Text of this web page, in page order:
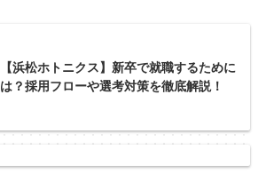
【浜松ホトニクス】新卒で就職するために
は？採用フローや選考対策を徹底解説！